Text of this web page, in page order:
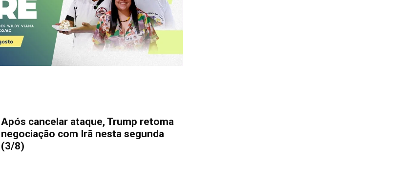
Após cancelar ataque, Trump retoma
negociação com Irã nesta segunda
(3/8)